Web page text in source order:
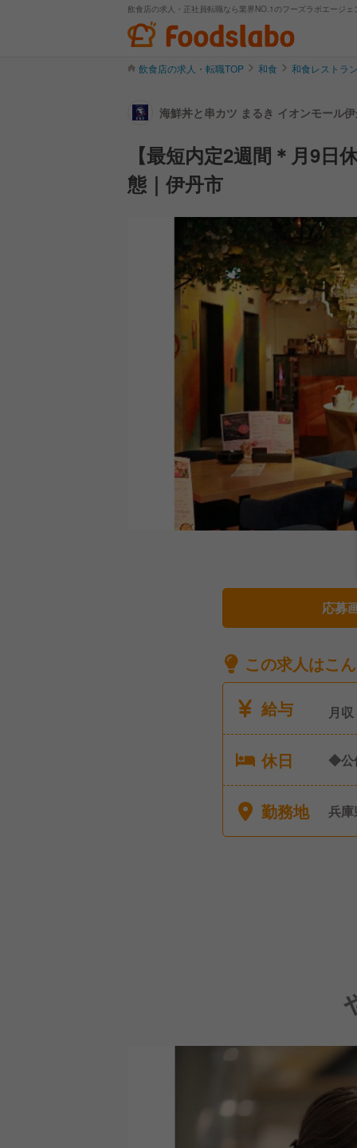
飲食店の求人・正社員転職なら業界NO.1のフーズラボエージェ
飲食店の求人・転職TOP 和食 和食レストラ
海鮮丼と串カツ まるき イオンモール
【最短内定2週間＊月9
態｜伊丹市
応募
この求人はこ
給与
月収
休日
◆公
勤務地 兵